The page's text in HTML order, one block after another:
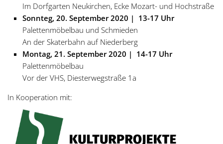
Im Dorfgarten Neukirchen, Ecke Mozart- und Hochstraße
Sonnteg, 20. September 2020 | 13-17 Uhr
Palettenmöbelbau und Schmieden
An der Skaterbahn auf Niederberg
Montag, 21. September 2020 | 14-17 Uhr
Palettenmöbelbau
Vor der VHS, Diesterwegstraße 1a
In Kooperation mit: